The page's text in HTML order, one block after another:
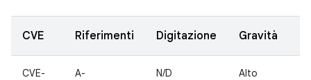
CVE Riferimenti Digitazione Gravità
CVE-
A-
N/D Alto